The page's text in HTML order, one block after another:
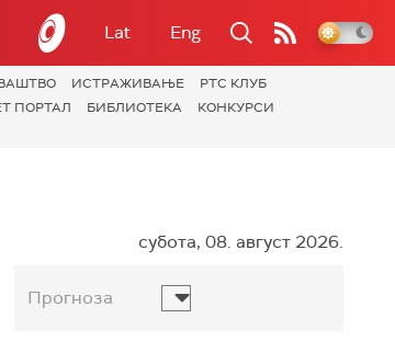
Lat Eng
ИСТРАЖИВАЊЕ
РТС КЛУБ
ПОРТАЛ БИБЛИОТЕКА
КОНКУРСИ
субота, 08. август 2026.
Прогноза